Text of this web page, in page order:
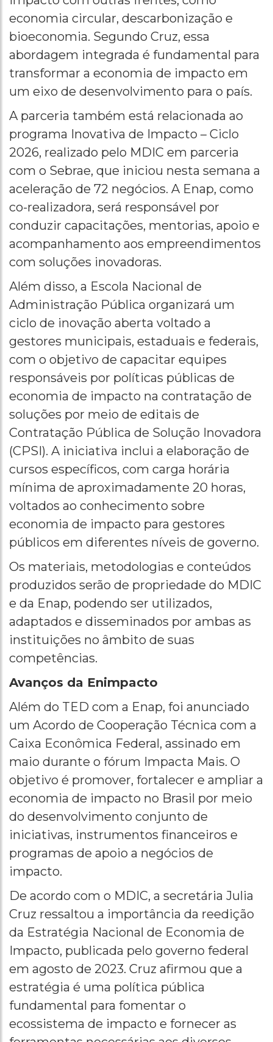
economia circular, descarbonização e
bioeconomia. Segundo Cruz, essa
abordagem integrada é fundamental para
transformar a economia de impacto em
um eixo de desenvolvimento para o país.
A parceria também está relacionada ao
programa Inovativa de Impacto – Ciclo
2026, realizado pelo MDIC em parceria
com o Sebrae, que iniciou nesta semana a
aceleração de 72 negócios. A Enap, como
co-realizadora, será responsável por
conduzir capacitações, mentorias, apoio e
acompanhamento aos empreendimentos
com soluções inovadoras.
Além disso, a Escola Nacional de
Administração Pública organizará um
ciclo de inovação aberta voltado a
gestores municipais, estaduais e federais,
com o objetivo de capacitar equipes
responsáveis por políticas públicas de
economia de impacto na contratação de
soluções por meio de editais de
Contratação Pública de Solução Inovadora
(CPSI). A iniciativa inclui a elaboração de
cursos específicos, com carga horária
mínima de aproximadamente 20 horas,
voltados ao conhecimento sobre
economia de impacto para gestores
públicos em diferentes níveis de governo.
Os materiais, metodologias e conteúdos
produzidos serão de propriedade do MDIC
e da Enap, podendo ser utilizados,
adaptados e disseminados por ambas as
instituições no âmbito de suas
competências.
Avanços da Enimpacto
Além do TED com a Enap, foi anunciado
um Acordo de Cooperação Técnica com a
Caixa Econômica Federal, assinado em
maio durante o fórum Impacta Mais. O
objetivo é promover, fortalecer e ampliar a
economia de impacto no Brasil por meio
do desenvolvimento conjunto de
iniciativas, instrumentos financeiros e
programas de apoio a negócios de
impacto.
De acordo com o MDIC, a secretária Julia
Cruz ressaltou a importância da reedição
da Estratégia Nacional de Economia de
Impacto, publicada pelo governo federal
em agosto de 2023. Cruz afirmou que a
estratégia é uma política pública
fundamental para fomentar o
ecossistema de impacto e fornecer as